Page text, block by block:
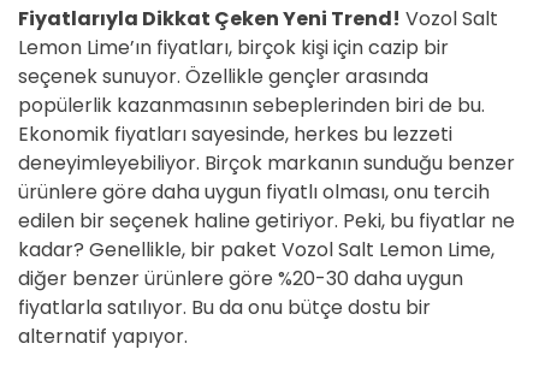
Fiyatlarıyla Dikkat Çeken Yeni Trend! Vozol Salt
Lemon Lime’ın fiyatları, birçok kişi için cazip bir
seçenek sunuyor. Özellikle gençler arasında
popülerlik kazanmasının sebeplerinden biri de bu.
Ekonomik fiyatları sayesinde, herkes bu lezzeti
deneyimleyebiliyor. Birçok markanın sunduğu benzer
ürünlere göre daha uygun fiyatlı olması, onu tercih
edilen bir seçenek haline getiriyor. Peki, bu fiyatlar ne
kadar? Genellikle, bir paket Vozol Salt Lemon Lime,
diğer benzer ürünlere göre %20-30 daha uygun
fiyatlarla satılıyor. Bu da onu bütçe dostu bir
alternatif yapıyor.